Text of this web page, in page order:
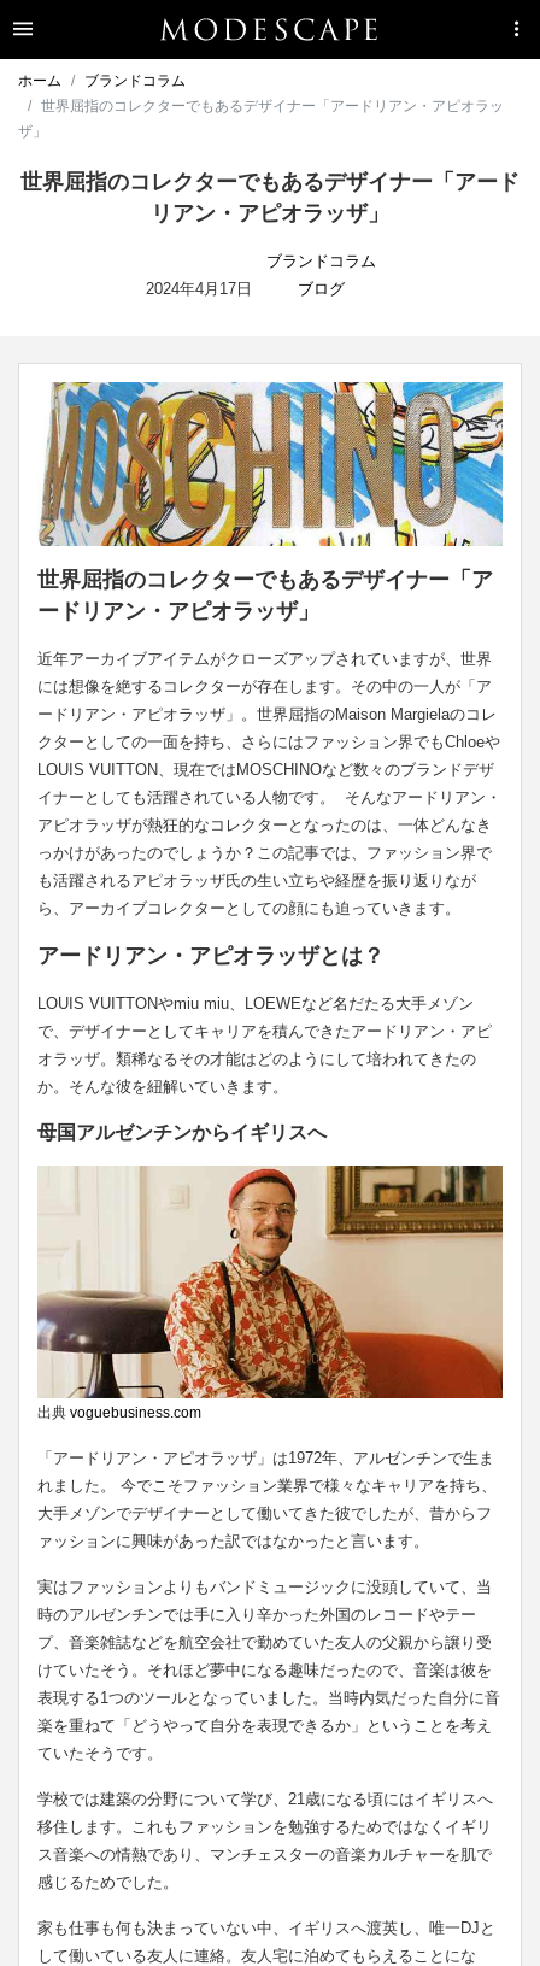
ホーム
ブランドコラム
世界屈指のコレクターでもあるデザイナー「アードリアン・アピオラッ
ザ」
世界屈指のコレクターでもあるデザイナー「アード
リアン・アピオラッザ」
2024年4月17日
ブランドコラム
ブログ
世界屈指のコレクターでもあるデザイナー「ア
ードリアン・アピオラッザ」
近年アーカイブアイテムがクローズアップされていますが、世界
には想像を絶するコレクターが存在します。その中の一人が「ア
ードリアン・アピオラッザ」。世界屈指のMaison Margielaのコレ
クターとしての一面を持ち、さらにはファッション界でもChloeや
LOUIS VUITTON、現在ではMOSCHINOなど数々のブランドデザ
イナーとしても活躍されている人物です。 そんなアードリアン・
アピオラッザが熱狂的なコレクターとなったのは、一体どんなき
っかけがあったのでしょうか？この記事では、ファッション界で
も活躍されるアピオラッザ氏の生い立ちや経歴を振り返りなが
ら、アーカイブコレクターとしての顔にも迫っていきます。
アードリアン・アピオラッザとは？
LOUIS VUITTONやmiu miu、LOEWEなど名だたる大手メゾン
で、デザイナーとしてキャリアを積んできたアードリアン・アピ
オラッザ。類稀なるその才能はどのようにして培われてきたの
か。そんな彼を紐解いていきます。
母国アルゼンチンからイギリスへ
出典 voguebusiness.com
「アードリアン・アピオラッザ」は1972年、アルゼンチンで生ま
れました。 今でこそファッション業界で様々なキャリアを持ち、
大手メゾンでデザイナーとして働いてきた彼でしたが、昔からフ
ァッションに興味があった訳ではなかったと言います。
実はファッションよりもバンドミュージックに没頭していて、当
時のアルゼンチンでは手に入り辛かった外国のレコードやテー
プ、音楽雑誌などを航空会社で勤めていた友人の父親から譲り受
けていたそう。それほど夢中になる趣味だったので、音楽は彼を
表現する1つのツールとなっていました。当時内気だった自分に音
楽を重ねて「どうやって自分を表現できるか」ということを考え
ていたそうです。
学校では建築の分野について学び、21歳になる頃にはイギリスへ
移住します。これもファッションを勉強するためではなくイギリ
ス音楽への情熱であり、マンチェスターの音楽カルチャーを肌で
感じるためでした。
家も仕事も何も決まっていない中、イギリスへ渡英し、唯一DJと
して働いている友人に連絡。友人宅に泊めてもらえることにな